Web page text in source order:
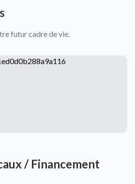
futur cadre de vie.
/ Financement